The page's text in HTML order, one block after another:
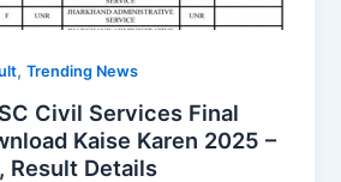
,Trending News
Civil Services Final
Kaise Karen 2025 –
Result Details